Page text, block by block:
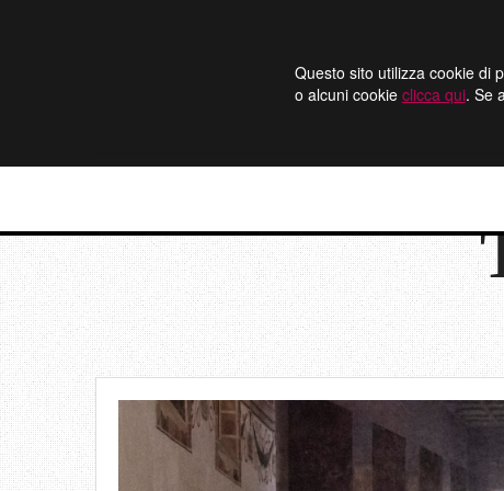
Questo sito utilizza cookie di
o alcuni cookie clicca qui. Se